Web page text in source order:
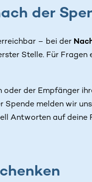
der
– bei der
Stelle. Für Fragen
oder der Empfänger
Spende melden wir
Antworten auf deine